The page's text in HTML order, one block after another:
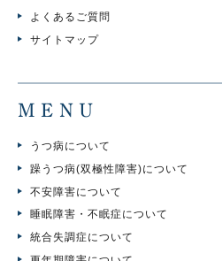
よくあるご質問
サイトマップ
MENU
うつ病について
躁うつ病(双極性障害)について
不安障害について
睡眠障害・不眠症について
統合失調症について